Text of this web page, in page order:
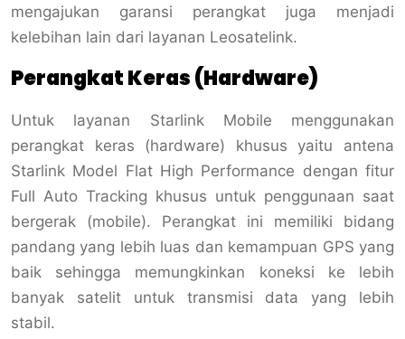
mengajukan garansi perangkat juga menjadi
kelebihan lain dari layanan Leosatelink.
Perangkat Keras (Hardware)
Untuk layanan Starlink Mobile menggunakan
perangkat keras (hardware) khusus yaitu antena
Starlink Model Flat High Performance dengan fitur
Full Auto Tracking khusus untuk penggunaan saat
bergerak (mobile).
Perangkat ini memiliki bidang
pandang yang lebih luas dan kemampuan GPS yang
baik sehingga memungkinkan koneksi ke lebih
banyak satelit untuk transmisi data yang lebih
stabil.